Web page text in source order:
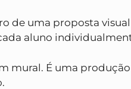
de uma proposta
aluno
mural. É uma